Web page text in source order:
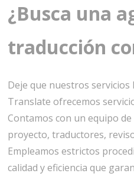
¿Busca una
traducción
Deje que nuestros servicios
Translate ofrecemos
Contamos con un equipo
proyecto, traductores,
Empleamos estrictos
calidad y eficiencia que